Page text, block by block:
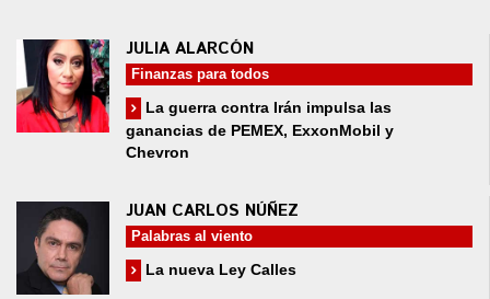
JULIA ALARCÓN
Finanzas para todos
La guerra contra Irán impulsa las
ganancias de PEMEX, ExxonMobil y
Chevron
JUAN CARLOS NÚÑEZ
Palabras al viento
La nueva Ley Calles